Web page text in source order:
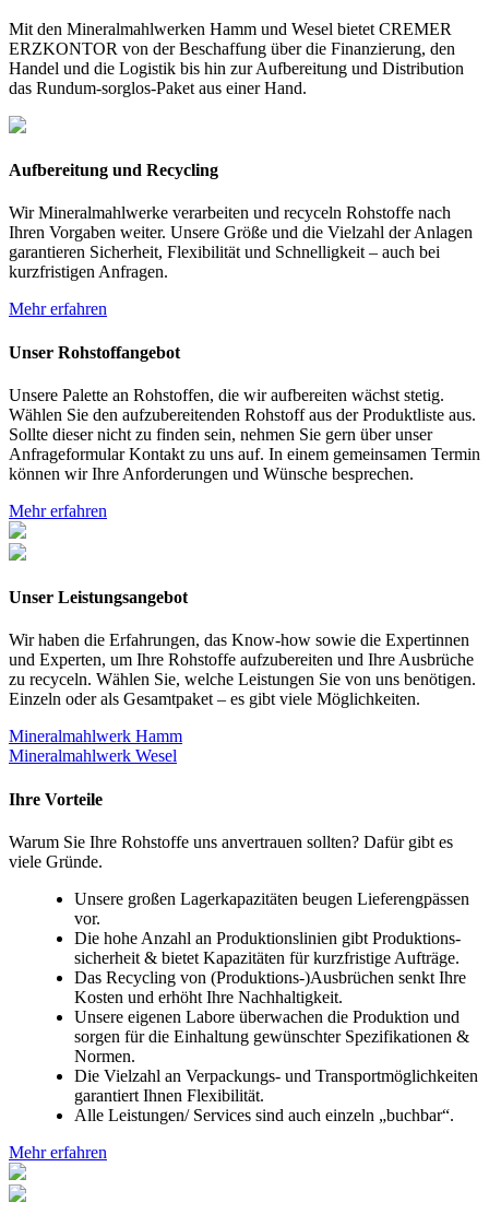
Mit den Mineralmahlwerken Hamm und Wesel bietet CREMER
ERZKONTOR von der Beschaffung über die Finanzierung, den
Handel und die Logistik bis hin zur Aufbereitung und Distribution
das Rundum-sorglos-Paket aus einer Hand.
Aufbereitung und Recycling
Wir Mineralmahlwerke verarbeiten und recyceln Rohstoffe nach
Ihren Vorgaben weiter. Unsere Größe und die Vielzahl der Anlagen
garantieren Sicherheit, Flexibilität und Schnelligkeit – auch bei
kurzfristigen Anfragen.
Mehr erfahren
Unser Rohstoffangebot
Unsere Palette an Rohstoffen, die wir aufbereiten wächst stetig.
Wählen Sie den aufzubereitenden Rohstoff aus der Produktliste aus.
Sollte dieser nicht zu finden sein, nehmen Sie gern über unser
Anfrageformular Kontakt zu uns auf. In einem gemeinsamen Termin
können wir Ihre Anforderungen und Wünsche besprechen.
Mehr erfahren
Unser Leistungsangebot
Wir haben die Erfahrungen, das Know-how sowie die Expertinnen
und Experten, um Ihre Rohstoffe aufzubereiten und Ihre Ausbrüche
zu recyceln. Wählen Sie, welche Leistungen Sie von uns benötigen.
Einzeln oder als Gesamtpaket – es gibt viele Möglichkeiten.
Mineralmahlwerk Hamm
Mineralmahlwerk Wesel
Ihre Vorteile
Warum Sie Ihre Rohstoffe uns anvertrauen sollten? Dafür gibt es
viele Gründe.
Unsere großen Lagerkapazitäten beugen Lieferengpässen
vor.
Die hohe Anzahl an Produktionslinien gibt Produktions-
sicherheit & bietet Kapazitäten für kurzfristige Aufträge.
Das Recycling von (Produktions-)Ausbrüchen senkt Ihre
Kosten und erhöht Ihre Nachhaltigkeit.
Unsere eigenen Labore überwachen die Produktion und
sorgen für die Einhaltung gewünschter Spezifikationen &
Normen.
Die Vielzahl an Verpackungs- und Transportmöglichkeiten
garantiert Ihnen Flexibilität.
Alle Leistungen/ Services sind auch einzeln „buchbar“.
Mehr erfahren